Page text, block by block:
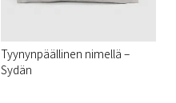
Tyynynpäällinen nimellä –
Sydän